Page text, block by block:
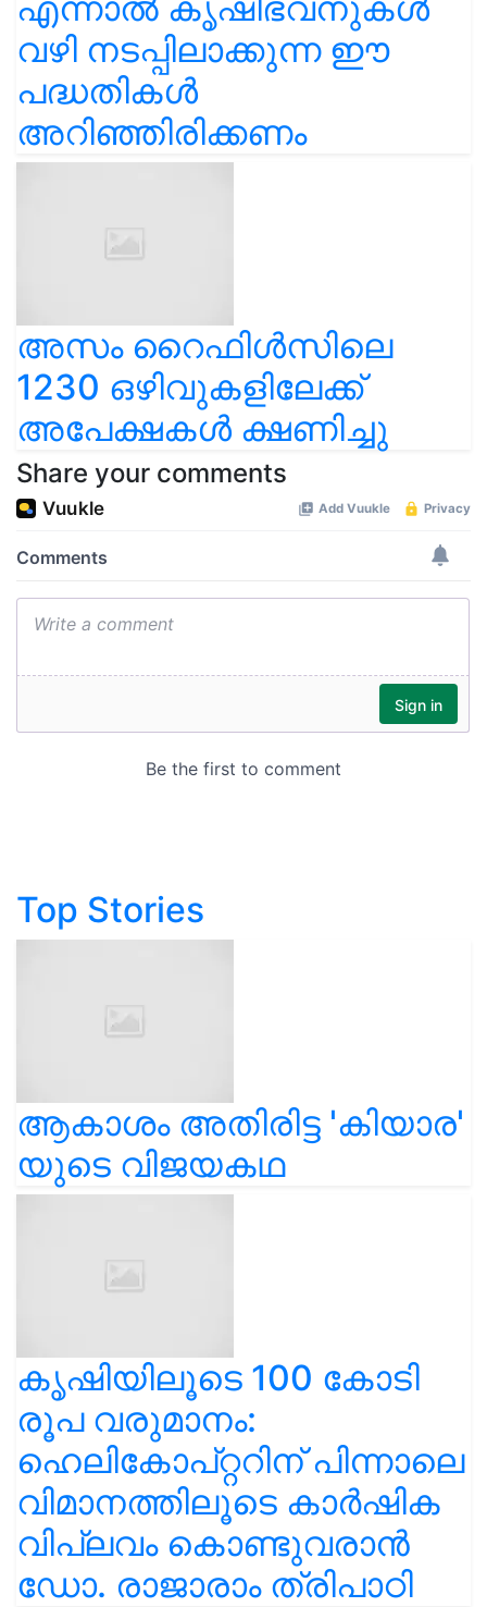
വഴി നടപ്പിലാക്കുന്ന ഈ
പദ്ധതികൾ
അറിഞ്ഞിരിക്കണം
അസം റൈഫിൾസിലെ
1230 ഒഴിവുകളിലേക്ക്
അപേക്ഷകൾ ക്ഷണിച്ചു
Share your comments
Top Stories
ആകാശം അതിരിട്ട 'കിയാര'
യുടെ വിജയകഥ
കൃഷിയിലൂടെ 100 കോടി
രൂപ വരുമാനം:
ഹെലികോപ്റ്ററിന് പിന്നാലെ
വിമാനത്തിലൂടെ കാർഷിക
വിപ്ലവം കൊണ്ടുവരാൻ
ഡോ. രാജാരാം ത്രിപാഠി